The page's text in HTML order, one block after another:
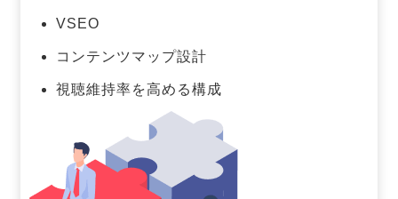
VSEO
コンテンツマップ設計
視聴維持率を高める構成